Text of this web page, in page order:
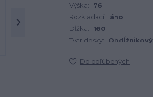
Výška:
76
Rozkladací:
áno
Dĺžka:
160
Tvar dosky:
Obdĺžnikový
Do obľúbených